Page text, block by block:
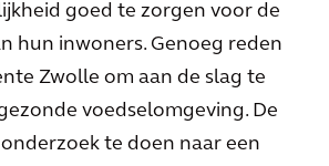
goed te zorgen voor de
hun inwoners. Genoeg reden
Zwolle om aan de slag te
voedselomgeving. De
te doen naar een